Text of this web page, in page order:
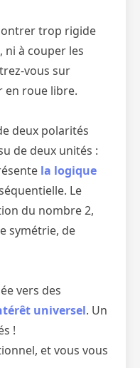
trop rigide
ni à couper les
vous sur
en roue libre.
deux polarités
de deux unités :
la logique
Le
du nombre 2,
symétrie, de
vers des
universel. Un
!
et vous vous